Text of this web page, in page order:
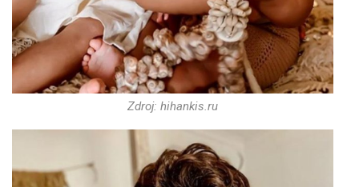
Zdroj: hihankis.ru